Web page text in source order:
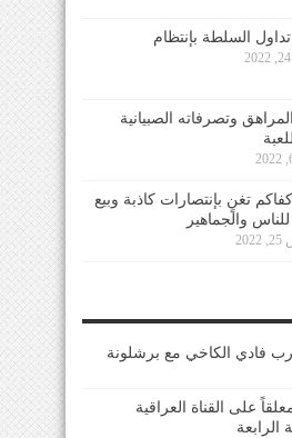
السلطة بإنتظام
المراهق وتصرفاته الصبيانية
تغنٍ بإنتصارات كاذبة وبيع
للناس والجماهير
فادي الكاخي مع برشلونة
على القناة العراقية
الرابعة